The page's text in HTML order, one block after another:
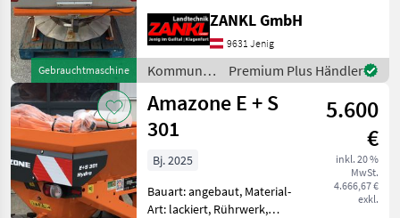
Gebrauchtmaschine
hydraulisch, Rührwerk,
Rührwelle, Lichtanlage,
Abdeckplane,
Streubegrenzung Landgut
Streuer Standort: 9631
ZANKL GmbH
9631 Jenig
Kommunalgeräte
/ Landgut
Premium Plus Händler
Amazone E + S
301
5.600
€
inkl. 20 %
MwSt.
4.666,67 €
exkl.
Bj. 2025
Bauart: angebaut, Material-
Art: lackiert, Rührwerk,